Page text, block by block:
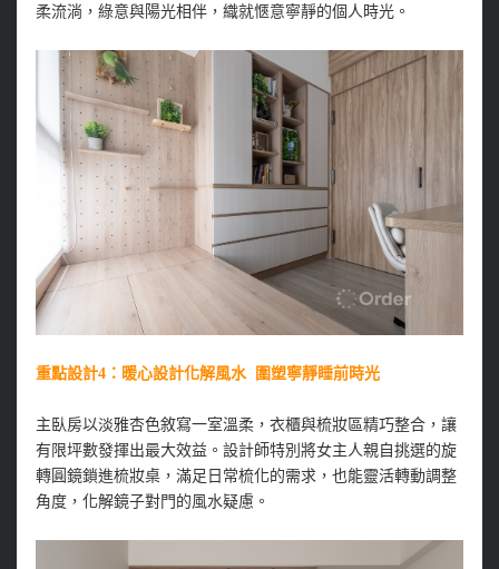
柔流淌，綠意與陽光相伴，織就愜意寧靜的個人時光。
重點設計4：暖心設計化解風水 圍塑寧靜睡前時光
主臥房以淡雅杏色敘寫一室溫柔，衣櫃與梳妝區精巧整合，讓
有限坪數發揮出最大效益。設計師特別將女主人親自挑選的旋
轉圓鏡鎖進梳妝桌，滿足日常梳化的需求，也能靈活轉動調整
角度，化解鏡子對門的風水疑慮。